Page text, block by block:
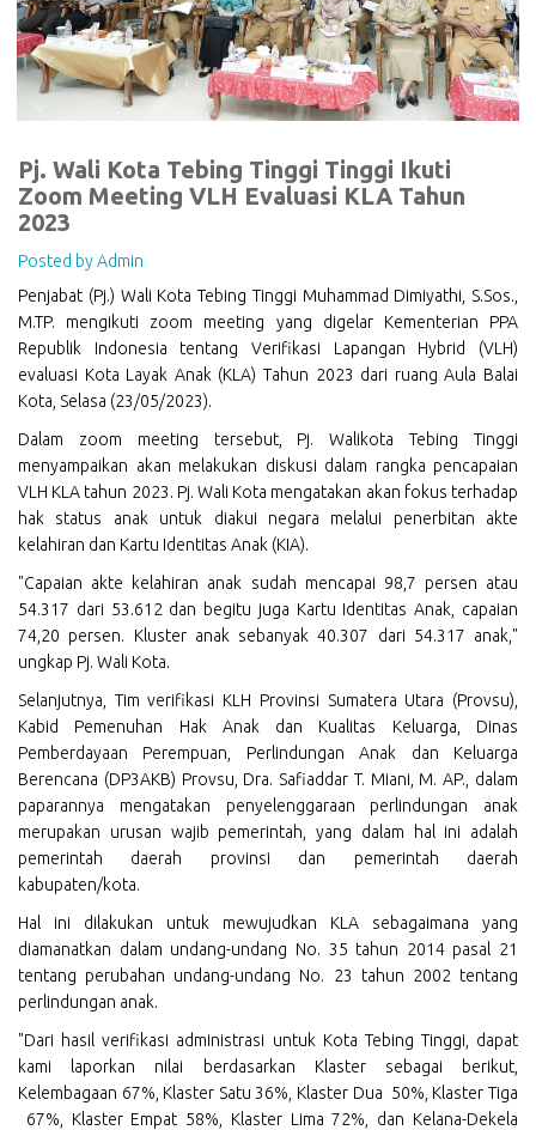
Pj. Wali Kota Tebing Tinggi Tinggi Ikuti
Zoom Meeting VLH Evaluasi KLA Tahun
2023
Posted by Admin
Penjabat (Pj.) Wali Kota Tebing Tinggi Muhammad Dimiyathi, S.Sos.,
M.TP. mengikuti zoom meeting yang digelar Kementerian PPA
Republik Indonesia tentang Verifikasi Lapangan Hybrid (VLH)
evaluasi Kota Layak Anak (KLA) Tahun 2023 dari ruang Aula Balai
Kota, Selasa (23/05/2023).
Dalam zoom meeting tersebut, Pj. Walikota Tebing Tinggi
menyampaikan akan melakukan diskusi dalam rangka pencapaian
VLH KLA tahun 2023. Pj. Wali Kota mengatakan akan fokus terhadap
hak status anak untuk diakui negara melalui penerbitan akte
kelahiran dan Kartu Identitas Anak (KIA).
"Capaian akte kelahiran anak sudah mencapai 98,7 persen atau
54.317 dari 53.612 dan begitu juga Kartu Identitas Anak, capaian
74,20 persen. Kluster anak sebanyak 40.307 dari 54.317 anak,"
ungkap Pj. Wali Kota.
Selanjutnya, Tim verifikasi KLH Provinsi Sumatera Utara (Provsu),
Kabid Pemenuhan Hak Anak dan Kualitas Keluarga, Dinas
Pemberdayaan Perempuan, Perlindungan Anak dan Keluarga
Berencana (DP3AKB) Provsu, Dra. Safiaddar T. Miani, M. AP., dalam
paparannya mengatakan penyelenggaraan perlindungan anak
merupakan urusan wajib pemerintah, yang dalam hal ini adalah
pemerintah daerah provinsi dan pemerintah daerah
kabupaten/kota.
Hal ini dilakukan untuk mewujudkan KLA sebagaimana yang
diamanatkan dalam undang-undang No. 35 tahun 2014 pasal 21
tentang perubahan undang-undang No. 23 tahun 2002 tentang
perlindungan anak.
"Dari hasil verifikasi administrasi untuk Kota Tebing Tinggi, dapat
kami laporkan nilai berdasarkan Klaster sebagai berikut,
Kelembagaan 67%, Klaster Satu 36%, Klaster Dua 50%, Klaster Tiga
67%, Klaster Empat 58%, Klaster Lima 72%, dan Kelana-Dekela